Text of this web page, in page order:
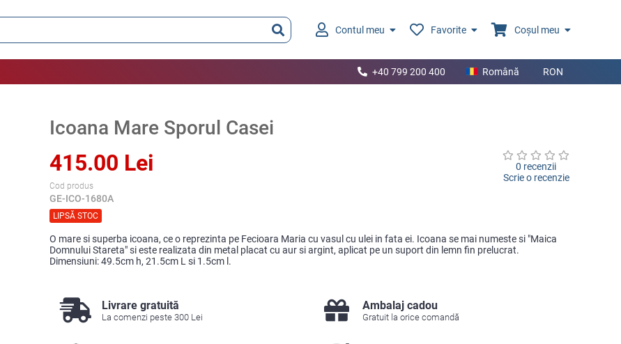
Contul meu Favorite Coșul meu
+40 799 200 400 Română RON
Icoana Mare Sporul Casei
415.00 Lei
Cod produs
GE-ICO-1680A
LIPSĂ STOC
0 recenzii
Scrie o recenzie
O mare si superba icoana, ce o reprezinta pe Fecioara Maria cu vasul cu ulei in fata ei. Icoana se mai numeste si "Maica
Domnului Stareta" si este realizata din metal placat cu aur si argint, aplicat pe un suport din lemn fin prelucrat.
Dimensiuni: 49.5cm h, 21.5cm L si 1.5cm l.
Livrare gratuită
La comenzi peste 300 Lei
Ambalaj cadou
Gratuit la orice comandă